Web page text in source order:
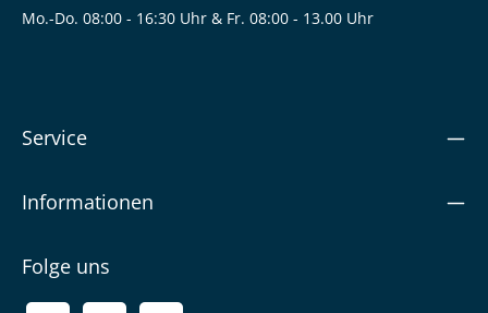
Mo.-Do. 08:00 - 16:30 Uhr & Fr. 08:00 - 13.00 Uhr
Service
Informationen
Folge uns